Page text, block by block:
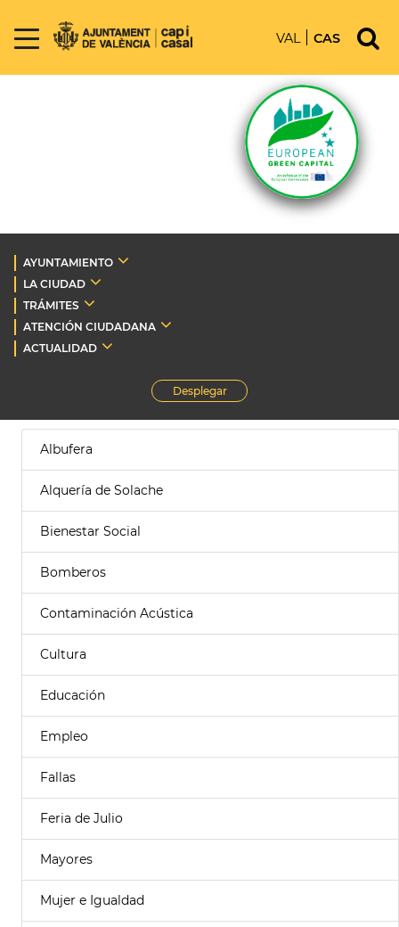
VAL CAS
AYUNTAMIENTO
LA CIUDAD
TRÁMITES
ATENCIÓN CIUDADANA
ACTUALIDAD
Desplegar
Albufera
Alquería de Solache
Bienestar Social
Bomberos
Contaminación Acústica
Cultura
Educación
Empleo
Fallas
Feria de Julio
Mayores
Mujer e Igualdad